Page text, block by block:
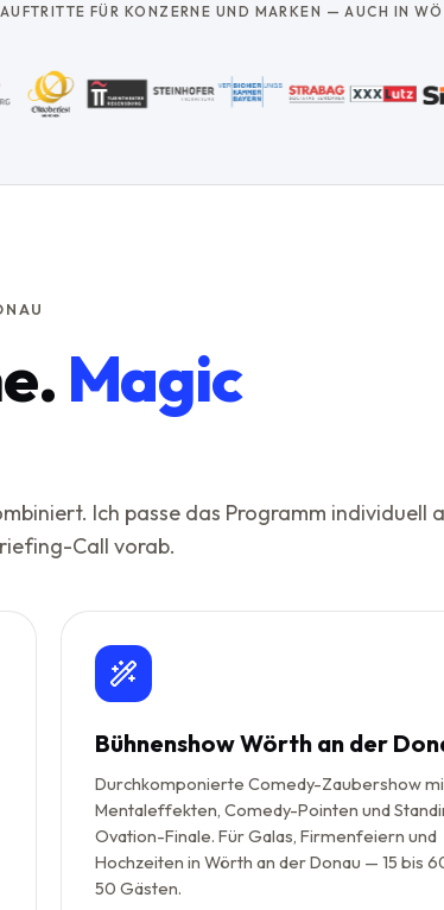
AUFTRITTE FÜR KONZERNE UND MARKEN — AUCH IN
Magic
Ich passe das Programm individuell
Call vorab.
Bühnenshow Wörth an der
Durchkomponierte Comedy-Zaubershow
Mentaleffekten, Comedy-Pointen und
Ovation-Finale. Für Galas, Firmenfeiern und
Hochzeiten in Wörth an der Donau — 15 bis
50 Gästen.